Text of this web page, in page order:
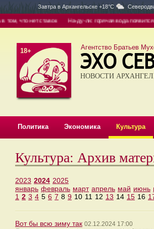
Завтра в Архангельске +18°C
что нет ставок На-ду-ли: горячая вода появится в
18+ Агентство Братьев
НОВОСТИ
Политика Экономика Культура
Культура: Архив
2023 2024 2025
январь февраль март апрель май июнь
1 2 3 4 5 6 7 8 9 10 11 12 13 14 15 16
Вот бы всю зиму так 02.12.2024 17:00